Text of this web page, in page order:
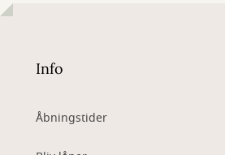
Info
Åbningstider